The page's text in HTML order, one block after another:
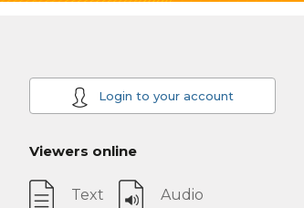
Login to your account
Viewers online
Text Audio